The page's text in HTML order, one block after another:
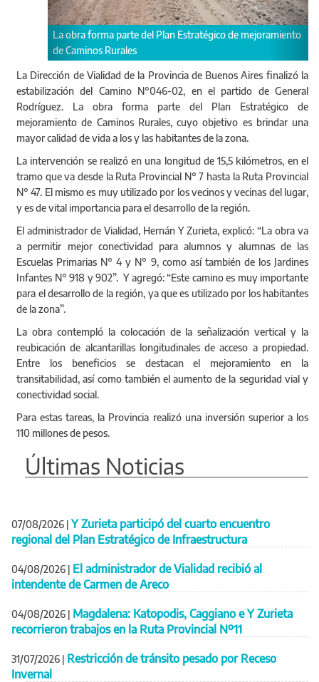
del Plan Estratégico de mejoramiento
La intervención contempló la
La Dirección de Vialidad de la Provincia de Buenos Aires finalizó la
estabilización del Camino N°046-02, en el partido de General
Rodríguez. La obra forma parte del Plan Estratégico de
mejoramiento de Caminos Rurales, cuyo objetivo es brindar una
mayor calidad de vida a los y las habitantes de la zona.
La intervención se realizó en una longitud de 15,5 kilómetros, en el
tramo que va desde la Ruta Provincial N° 7 hasta la Ruta Provincial
N° 47. El mismo es muy utilizado por los vecinos y vecinas del lugar,
y es de vital importancia para el desarrollo de la región.
El administrador de Vialidad, Hernán Y Zurieta, explicó: “La obra va
a permitir mejor conectividad para alumnos y alumnas de las
Escuelas Primarias N° 4 y N° 9, como así también de los Jardines
Infantes N° 918 y 902”. Y agregó: “Este camino es muy importante
para el desarrollo de la región, ya que es utilizado por los habitantes
de la zona”.
La obra contempló la colocación de la señalización vertical y la
reubicación de alcantarillas longitudinales de acceso a propiedad.
Entre los beneficios se destacan el mejoramiento en la
transitabilidad, así como también el aumento de la seguridad vial y
conectividad social.
Para estas tareas, la Provincia realizó una inversión superior a los
110 millones de pesos.
Últimas Noticias
07/08/2026 | Y Zurieta participó del cuarto encuentro
regional del Plan Estratégico de Infraestructura
04/08/2026 | El administrador de Vialidad recibió al
intendente de Carmen de Areco
04/08/2026 | Magdalena: Katopodis, Caggiano e Y Zurieta
recorrieron trabajos en la Ruta Provincial Nº11
31/07/2026 | Restricción de tránsito pesado por Receso
Invernal